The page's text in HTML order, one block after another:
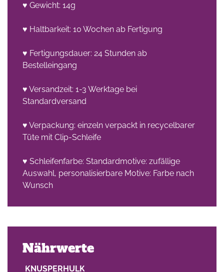
♥ Gewicht: 14g
♥ Haltbarkeit: 10 Wochen ab Fertigung
♥ Fertigungsdauer: 24 Stunden ab
Bestelleingang
♥ Versandzeit: 1-3 Werktage bei
Standardversand
♥ Verpackung: einzeln verpackt in recycelbarer
Tüte mit Clip-Schleife
♥ Schleifenfarbe: Standardmotive: zufällige
Auswahl, personalisierbare Motive: Farbe nach
Wunsch
Nährwerte
KNUSPERHULK